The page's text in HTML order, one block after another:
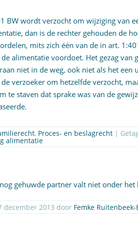
BWwordt verzocht om wijziging van
dan is de rechter gehouden de
mits zich één van de in art.
alimentatie voordoet. Het gezag van
niet in de weg, ook niet als het een
verzoeker om hetzelfde verzocht,
te staven dat sprake was van de
, Proces- en beslagrecht
alimentatie
gehuwde partner valt niet onder
CB 2013-212 Geplaatst op 27 december 2013 door Femke